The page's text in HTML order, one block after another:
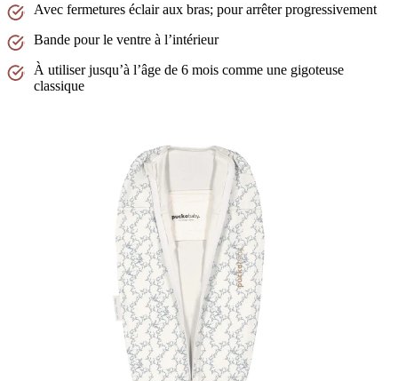
Avec fermetures éclair aux bras; pour arrêter progressivement
Bande pour le ventre à l’intérieur
À utiliser jusqu’à l’âge de 6 mois comme une gigoteuse
classique